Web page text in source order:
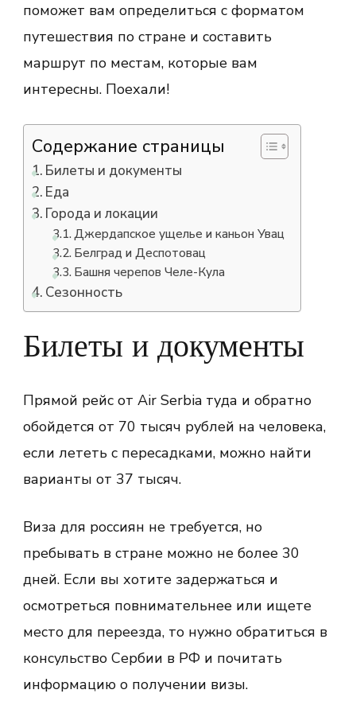
поможет вам определиться с форматом
путешествия по стране и составить
маршрут по местам, которые вам
интересны. Поехали!
Содержание страницы
Билеты и документы
Еда
Города и локации
Джердапское ущелье и каньон Увац
Белград и Деспотовац
Башня черепов Челе-Кула
Сезонность
Билеты и документы
Прямой рейс от Air Serbia туда и обратно
обойдется от 70 тысяч рублей на человека,
если лететь с пересадками, можно найти
варианты от 37 тысяч.
Виза для россиян не требуется, но
пребывать в стране можно не более 30
дней. Если вы хотите задержаться и
осмотреться повнимательнее или ищете
место для переезда, то нужно обратиться в
консульство Сербии в РФ и почитать
информацию о получении визы.